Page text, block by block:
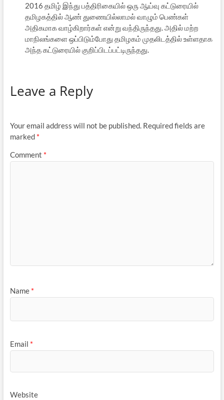
2016 தமிழ் இந்து பத்திரிகையில் ஒரு ஆய்வு கட்டுரையில்
தமிழகத்தில் ஆண் துணையில்லாமல் வாழும் பெண்கள்
அதிகமாக வாழ்கிறார்கள் என்று வந்திருந்தது. அதில் மற்ற
மாநிலங்களை ஒப்பிடும்போது தமிழகம் முதலிடத்தில் உள்ளதாக
அந்த கட்டுரையில் குறிப்பிடப்பட்டிருந்தது.
Leave a Reply
Your email address will not be published. Required fields are
marked *
Comment *
Name *
Email *
Website